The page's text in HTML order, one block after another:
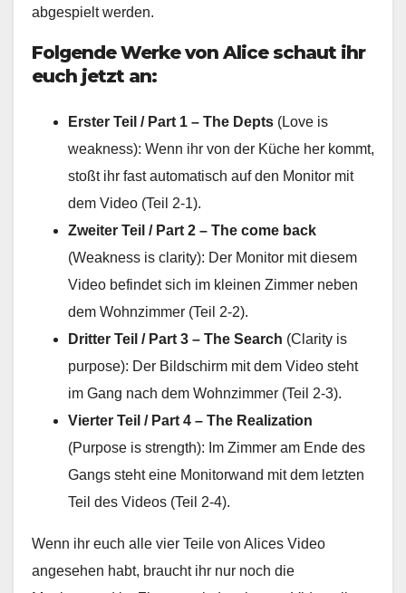
abgespielt werden.
Folgende Werke von Alice schaut ihr
euch jetzt an:
Erster Teil / Part 1 – The Depts (Love is
weakness): Wenn ihr von der Küche her kommt,
stoßt ihr fast automatisch auf den Monitor mit
dem Video (Teil 2-1).
Zweiter Teil / Part 2 – The come back
(Weakness is clarity): Der Monitor mit diesem
Video befindet sich im kleinen Zimmer neben
dem Wohnzimmer (Teil 2-2).
Dritter Teil / Part 3 – The Search (Clarity is
purpose): Der Bildschirm mit dem Video steht
im Gang nach dem Wohnzimmer (Teil 2-3).
Vierter Teil / Part 4 – The Realization
(Purpose is strength): Im Zimmer am Ende des
Gangs steht eine Monitorwand mit dem letzten
Teil des Videos (Teil 2-4).
Wenn ihr euch alle vier Teile von Alices Video
angesehen habt, braucht ihr nur noch die